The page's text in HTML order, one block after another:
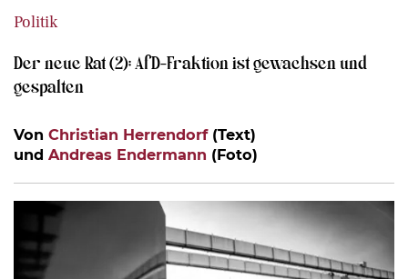
Politik
Der neue Rat (2): AfD-Fraktion ist gewachsen und
gespalten
Von Christian Herrendorf(Text)
und Andreas Endermann (Foto)